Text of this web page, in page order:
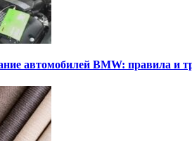
автомобилей BMW: правила и